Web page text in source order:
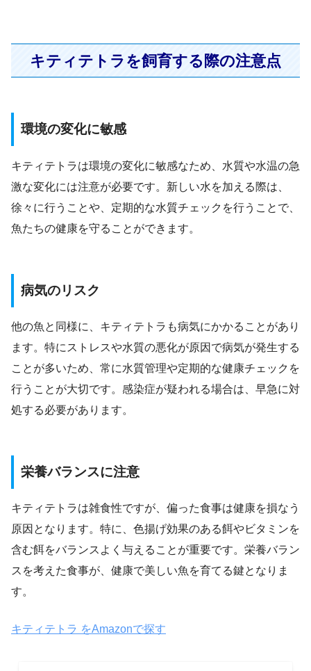
キティテトラを飼育する際の注意点
環境の変化に敏感
キティテトラは環境の変化に敏感なため、水質や水温の急
激な変化には注意が必要です。新しい水を加える際は、
徐々に行うことや、定期的な水質チェックを行うことで、
魚たちの健康を守ることができます。
病気のリスク
他の魚と同様に、キティテトラも病気にかかることがあり
ます。特にストレスや水質の悪化が原因で病気が発生する
ことが多いため、常に水質管理や定期的な健康チェックを
行うことが大切です。感染症が疑われる場合は、早急に対
処する必要があります。
栄養バランスに注意
キティテトラは雑食性ですが、偏った食事は健康を損なう
原因となります。特に、色揚げ効果のある餌やビタミンを
含む餌をバランスよく与えることが重要です。栄養バラン
スを考えた食事が、健康で美しい魚を育てる鍵となりま
す。
キティテトラ をAmazonで探す